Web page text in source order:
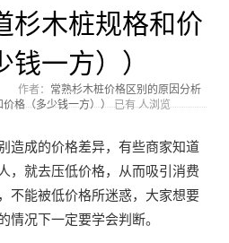
杉木桩规格和价
钱一方））
作者： 常熟杉木桩价格区别的原因分析
格（多少钱一方））已有人浏览
成的价格差异，有些商家知道
，就去压低价格，从而吸引消费
不能被低价格所迷惑，大家想要
情况下一定要学会判断。